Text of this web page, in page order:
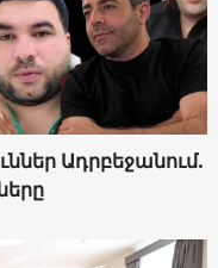
Ադրբեջանում.